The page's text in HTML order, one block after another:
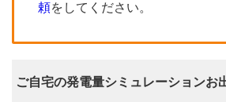
頼をしてください。
ご自宅の発電量シミュレーションお